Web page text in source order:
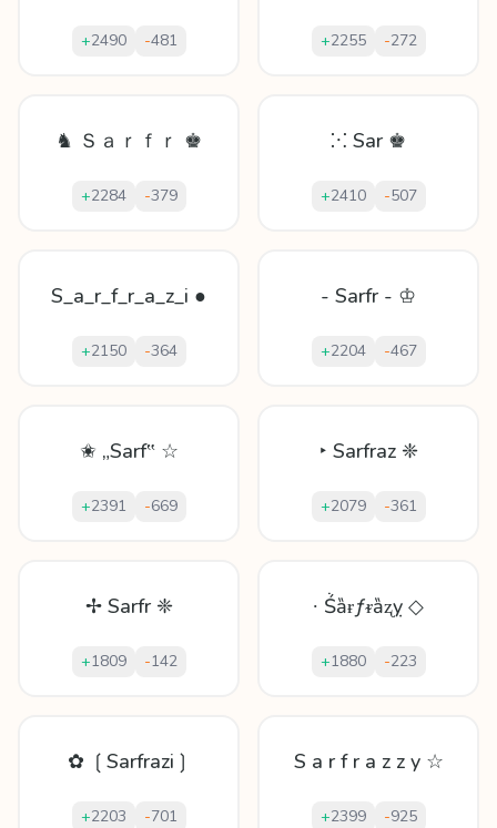
+2490 -481 +2255 -272
♞ Ｓａｒｆｒ ♚
+2284 -379
⁙ Sar ♚
+2410 -507
S_a_r_f_r_a_z_i ●
+2150 -364
- Sarfr - ♔
+2204 -467
✬ „Sarf‟ ☆
+2391 -669
‣ Sarfraz ❈
+2079 -361
✢ Sarfr ❈
+1809 -142
∙ Ṥȁɍƒᵲȁʐỵ ◇
+1880 -223
✿ ❲Sarfrazi❳
+2203 -701
S a r f r a z z y ☆
+2399 -925